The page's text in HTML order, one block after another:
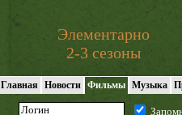
Элементарно
2-3 сезоны
Главная Новости Фильмы Музыка